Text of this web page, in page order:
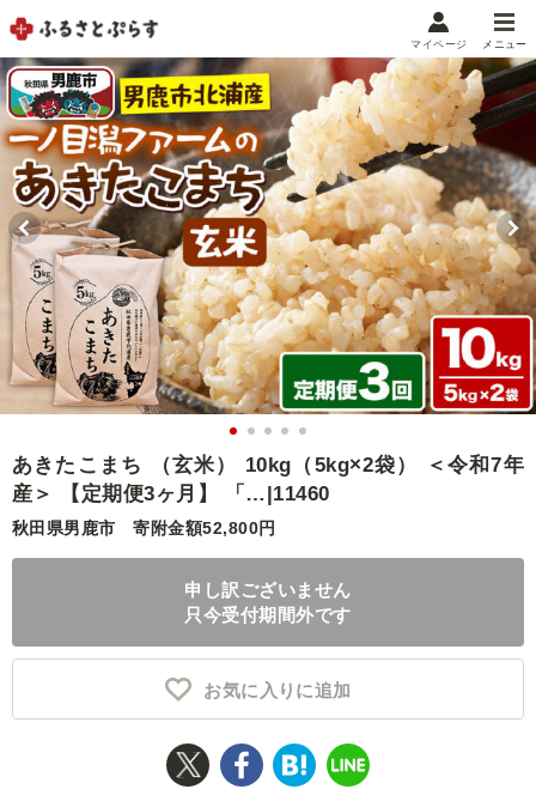
メニュー
マイメニュー
マイページ
お気に入り 閲覧履歴
メニュー
お礼の品から探す
お礼の品をカテゴリや金額で絞り込み
自治体から探す
ランキング
特集・おすすめ
マイページ
あきたこまち （玄米） 10kg（5kg×2袋） ＜令和7年
産＞ 【定期便3ヶ月】 「…|11460
秋田県男鹿市 寄附金額52,800円
申し訳ございません
只今受付期間外です
お気に入りに追加